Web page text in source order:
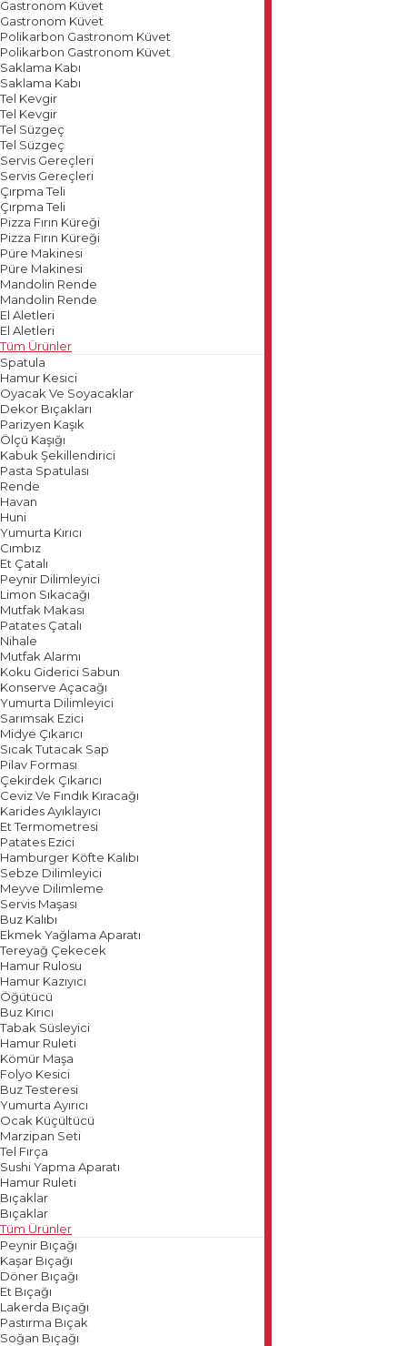
Gastronom Küvet
Gastronom Küvet
Polikarbon Gastronom Küvet
Polikarbon Gastronom Küvet
Saklama Kabı
Saklama Kabı
Tel Kevgir
Tel Kevgir
Tel Süzgeç
Tel Süzgeç
Servis Gereçleri
Servis Gereçleri
Çırpma Teli
Çırpma Teli
Pizza Fırın Küreği
Pizza Fırın Küreği
Püre Makinesi
Püre Makinesi
Mandolin Rende
Mandolin Rende
El Aletleri
El Aletleri
Tüm Ürünler
Spatula
Hamur Kesici
Oyacak Ve Soyacaklar
Dekor Bıçakları
Parizyen Kaşık
Ölçü Kaşığı
Kabuk Şekillendirici
Pasta Spatulası
Rende
Havan
Huni
Yumurta Kırıcı
Cımbız
Et Çatalı
Peynir Dilimleyici
Limon Sıkacağı
Mutfak Makası
Patates Çatalı
Nihale
Mutfak Alarmı
Koku Giderici Sabun
Konserve Açacağı
Yumurta Dilimleyici
Sarımsak Ezici
Midye Çıkarıcı
Sıcak Tutacak Sap
Pilav Forması
Çekirdek Çıkarıcı
Ceviz Ve Fındık Kıracağı
Karides Ayıklayıcı
Et Termometresi
Patates Ezici
Hamburger Köfte Kalıbı
Sebze Dilimleyici
Meyve Dilimleme
Servis Maşası
Buz Kalıbı
Ekmek Yağlama Aparatı
Tereyağ Çekecek
Hamur Rulosu
Hamur Kazıyıcı
Öğütücü
Buz Kırıcı
Tabak Süsleyici
Hamur Ruleti
Kömür Maşa
Folyo Kesici
Buz Testeresi
Yumurta Ayırıcı
Ocak Küçültücü
Marzipan Seti
Tel Fırça
Sushi Yapma Aparatı
Hamur Ruleti
Bıçaklar
Bıçaklar
Tüm Ürünler
Peynir Bıçağı
Kaşar Bıçağı
Döner Bıçağı
Et Bıçağı
Lakerda Bıçağı
Pastırma Bıçak
Soğan Bıçağı